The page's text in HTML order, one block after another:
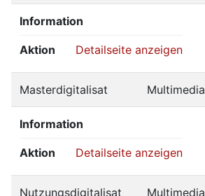
Information
Aktion Detailseite anzeigen
Masterdigitalisat Multimedia
Information
Aktion Detailseite anzeigen
Nutzungsdigitalisat Multimedia